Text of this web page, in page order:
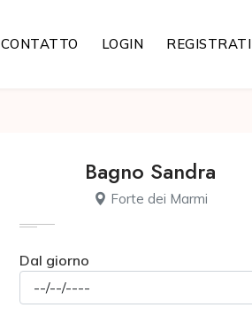
CONTATTO LOGIN REGISTRATI
Bagno Sandra
Forte dei Marmi
Dal giorno